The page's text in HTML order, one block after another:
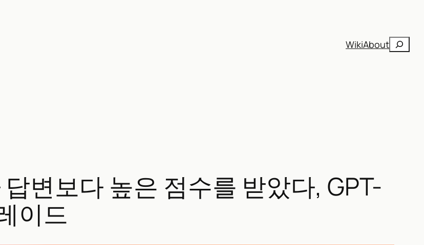
WikiAbout검
변보다 높은 점수를 받았다, GPT-
이드